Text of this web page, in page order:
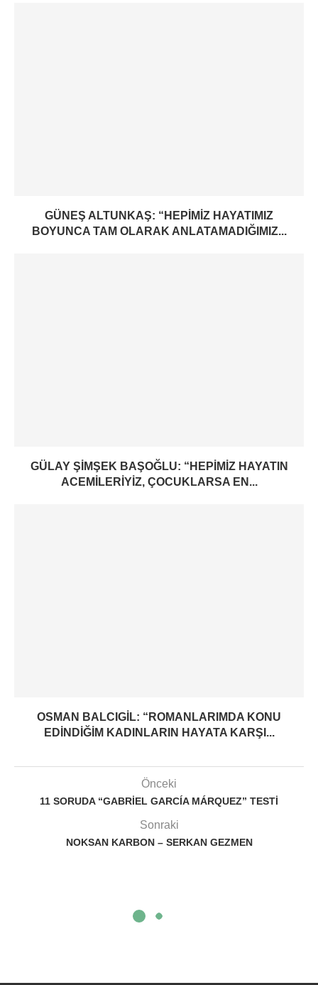
GÜNEŞ ALTUNKAŞ: “HEPIMIZ HAYATIMIZ
BOYUNCA TAM OLARAK ANLATAMADIĞIMIZ...
GÜLAY ŞIMŞEK BAŞOĞLU: “HEPIMIZ HAYATIN
ACEMILERIYIZ, ÇOCUKLARSA EN...
OSMAN BALCIGIL: “ROMANLARIMDA KONU
EDINDIĞIM KADINLARIN HAYATA KARŞI...
Önceki
11 SORUDA “GABRIEL GARCÍA MÁRQUEZ” TESTI
Sonraki
NOKSAN KARBON – SERKAN GEZMEN